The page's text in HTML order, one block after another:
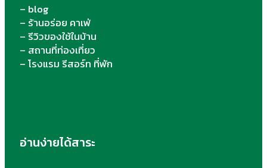
– blog
– ร้านอร่อย คาเฟ่
– รีวิวของใช้ในบ้าน
– สถานที่ท่องเที่ยว
– โรงแรม รีสอร์ท ที่พัก
อ่านง่ายได้สาระ